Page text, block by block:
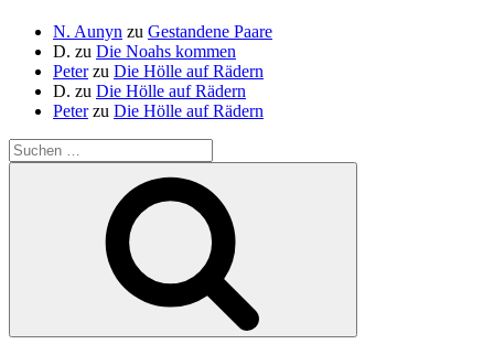
N. Aunyn zu Gestandene Paare
D. zu Die Noahs kommen
Peterzu Die Hölle auf Rädern
D. zu Die Hölle auf Rädern
Peterzu Die Hölle auf Rädern
Suche
nach: